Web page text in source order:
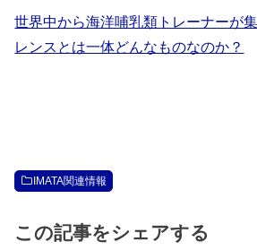
世界中から海洋哺乳類トレーナーが
レンスとは一体どんなものなのか？
IMATA関連情報
この記事をシェアする